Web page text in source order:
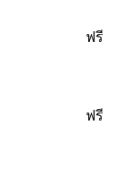
ฟรี
ฟรี